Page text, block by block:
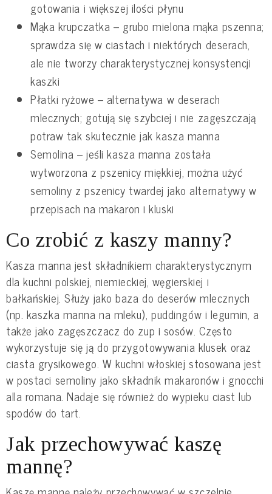
gotowania i większej ilości płynu
Mąka krupczatka – grubo mielona mąka pszenna;
sprawdza się w ciastach i niektórych deserach,
ale nie tworzy charakterystycznej konsystencji
kaszki
Płatki ryżowe – alternatywa w deserach
mlecznych; gotują się szybciej i nie zagęszczają
potraw tak skutecznie jak kasza manna
Semolina – jeśli kasza manna została
wytworzona z pszenicy miękkiej, można użyć
semoliny z pszenicy twardej jako alternatywy w
przepisach na makaron i kluski
Co zrobić z kaszy manny?
Kasza manna jest składnikiem charakterystycznym
dla kuchni polskiej, niemieckiej, węgierskiej i
bałkańskiej. Służy jako baza do deserów mlecznych
(np. kaszka manna na mleku), puddingów i legumin, a
także jako zagęszczacz do zup i sosów. Często
wykorzystuje się ją do przygotowywania klusek oraz
ciasta grysikowego. W kuchni włoskiej stosowana jest
w postaci semoliny jako składnik makaronów i gnocchi
alla romana. Nadaje się również do wypieku ciast lub
spodów do tart.
Jak przechowywać kaszę
mannę?